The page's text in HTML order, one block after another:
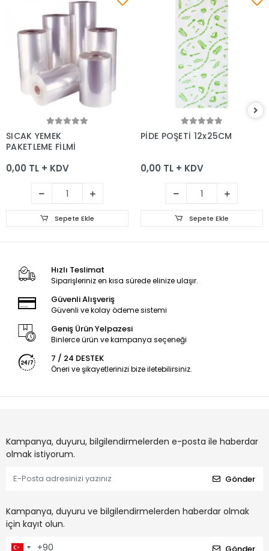
SICAK YEMEK
PAKETLEME FİLMİ
0,00 TL + KDV
Sepete Ekle
Sepete Ekle
PİDE POŞETİ 12x25CM
0,00 TL + KDV
Sepete Ekle
Hızlı Teslimat
Siparişleriniz en kısa sürede elinize ulaşır.
Güvenli Alışveriş
Güvenli ve kolay ödeme sistemi
Geniş Ürün Yelpazesi
Binlerce ürün ve kampanya seçeneği
7 / 24 DESTEK
Öneri ve şikayetlerinizi bize iletebilirsiniz.
Kampanya, duyuru, bilgilendirmelerden e-posta ile haberdar
olmak istiyorum.
Gönder
Kampanya, duyuru ve bilgilendirmelerden haberdar olmak
için kayıt olun.